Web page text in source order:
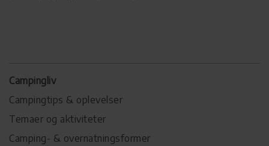
Campingliv
Campingtips & oplevelser
Temaer og aktiviteter
Camping- & overnatningsformer